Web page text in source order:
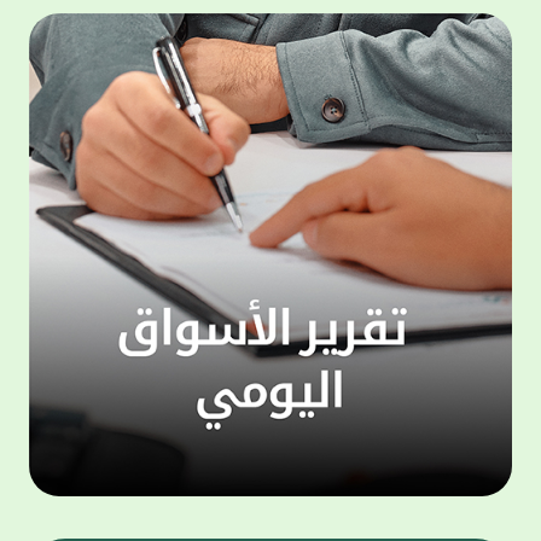
التحول الرقمي. ويتيح تطبيق KFHOnline
للهواتف الذكية مجموعة واسعة من الخدمات
التي تعكس فهم البنك لأنماط استخدام العملاء
واحتياجاتهم، من بينها خدمات التحويلات المالية
المحلية والدولية كخدمة "ومض" لتحويل الأموال،
إضافة إلى خدمة التحويل بالتعاون مع شبكة
"ويسترن يونيون" العالمية ، والتي تمكّن العملاء
من تنفيذ التحويلات المالية بسرعة وأمان، سواء
نقدًا أو مباشرة إلى الحسابات البنكية أو المحافظ
الرقمية في مختلف دول العالم ، مع الاستفادة
من الانتشار الواسع لشبكة ويسترن يونيون
عالميًا. كما توفر خدمة KFH Pay آلية مرنة
وسريعة لتحويل وطلب الأموال، تتيح للعملاء
إرسال طلبات دفع إلى فرد واحد أومجموعة من
الأشخاص عبر مشاركة رابط دفع أو إدخال أرقام
الهواتف. ويمكن للعميل إنشاء مجموعات
مخصصة لطلب الأموال، مع إمكانية متابعة حالة
الدفع لكل شخص من خلال قائمة «العمليات
حساب
على